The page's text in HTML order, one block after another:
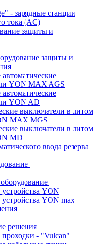
- зарядные станции
тока (AC)
защиты и
защиты и
YON MAX AGS
YON AD
выключатели в литом
MAX MGS
выключатели в литом
MD
ввода резерва
YON
YON max
решения
- "Vulcan"